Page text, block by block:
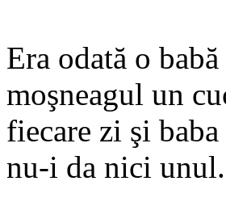
Era odată o
moşneagul un
fiecare zi şi
nu-i da nici